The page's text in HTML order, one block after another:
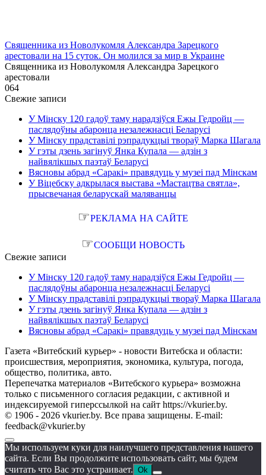
Священника из Новолукомля Александра Зарецкого
арестовали на 15 суток. Он молился за мир в Украине
Священника из Новолукомля Александра Зарецкого
арестовали
064
Свежие записи
У Мінску 120 гадоў таму нарадзіўся Ежы Гедройц —
паслядоўны абаронца незалежнасці Беларусі
У Мінску прадставілі рэпрадукцыі твораў Марка Шагала
У гэты дзень загінуў Янка Купала — адзін з
найвялікшых паэтаў Беларусі
Вясновы абрад «Саракі» правядуць у музеі пад Мінскам
У Віцебску адкрылася выстава «Мастацтва святла»,
прысвечаная беларускай маляванцы
☞РЕКЛАМА НА САЙТЕ
☞СООБЩИ НОВОСТЬ
Свежие записи
У Мінску 120 гадоў таму нарадзіўся Ежы Гедройц —
паслядоўны абаронца незалежнасці Беларусі
У Мінску прадставілі рэпрадукцыі твораў Марка Шагала
У гэты дзень загінуў Янка Купала — адзін з
найвялікшых паэтаў Беларусі
Вясновы абрад «Саракі» правядуць у музеі пад Мінскам
Газета «Витебский курьер» - новости Витебска и области:
происшествия, мероприятия, экономика, культура, погода,
общество, политика, авто.
Перепечатка материалов «Витебского курьера» возможна
только с письменного согласия редакции, с активной и
индексируемой гиперссылкой на сайт https://vkurier.by.
© 1906 - 2026 vkurier.by. Все права защищены. E-mail:
feedback@vkurier.by
Мы используем куки для наилучшего представления нашего
сайта. Если Вы продолжите использовать сайт, мы будем
считать что Вас это устраивает. Ok